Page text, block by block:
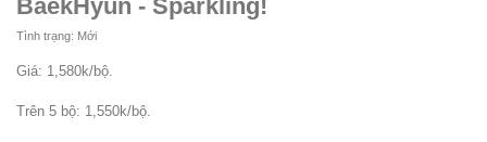
BaekHyun - Sparkling!
Tình trạng: Mới
Giá: 1,580k/bộ.
Trên 5 bộ: 1,550k/bộ.